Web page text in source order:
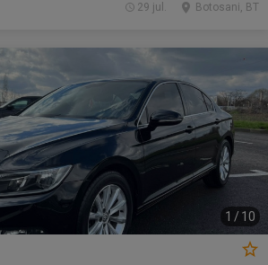
Botosani, BT
29 jul.
1 /10